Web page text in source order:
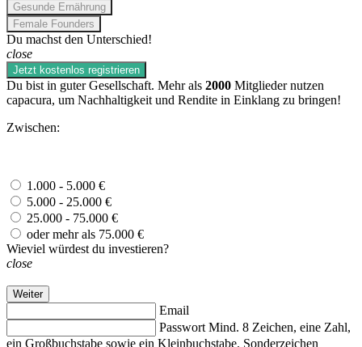
Gesunde Ernährung
Female Founders
Du machst den Unterschied!
close
Jetzt kostenlos registrieren
Du bist in guter Gesellschaft. Mehr als 2000 Mitglieder nutzen
capacura, um Nachhaltigkeit und Rendite in Einklang zu bringen!
Zwischen:
1.000 - 5.000 €
5.000 - 25.000 €
25.000 - 75.000 €
oder mehr als 75.000 €
Wieviel würdest du investieren?
close
Weiter
Email
Passwort Mind. 8 Zeichen, eine Zahl,
ein Großbuchstabe sowie ein Kleinbuchstabe. Sonderzeichen